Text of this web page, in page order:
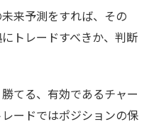
来予測をすれば、その
トレードすべきか、判断
てる、有効であるチャー
ードではポジションの保